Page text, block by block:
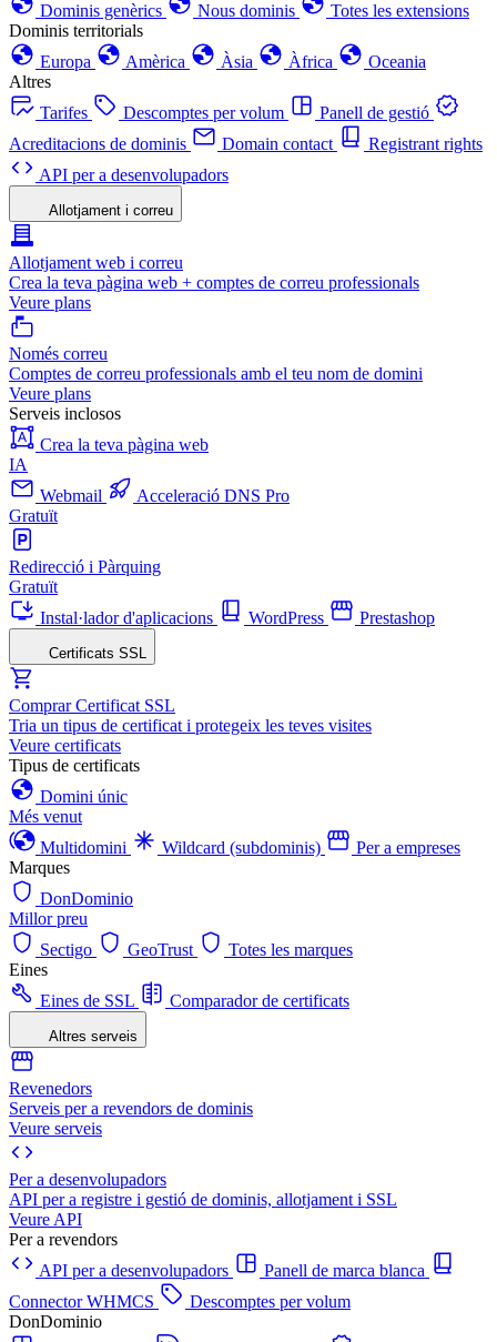
Dominis genèrics
Nous dominis
Totes les extensions
Dominis territorials
Europa
Amèrica Àsia Àfrica
Oceania
Altres
Tarifes
Descomptes per volum
Panell de gestió
Acreditacions de dominis
Domain contact
Registrant rights
API per a desenvolupadors
Allotjament i correu
Allotjament web i correu
Crea la teva pàgina web + comptes de correu professionals
Veure plans
Només correu
Comptes de correu professionals amb el teu nom de domini
Veure plans
Serveis inclosos
Crea la teva pàgina web
IA
Webmail
Acceleració DNS Pro
Gratuït
Redirecció i Pàrquing
Gratuït
Instal·lador d'aplicacions
WordPress Prestashop
Certificats SSL
Comprar Certificat SSL
Tria un tipus de certificat i protegeix les teves visites
Veure certificats
Tipus de certificats
Domini únic
Més venut
Multidomini
Wildcard (subdominis)
Per a empreses
Marques
DonDominio
Millor preu
Sectigo
GeoTrust
Totes les marques
Eines
Eines de SSL
Comparador de certificats
Altres serveis
Revenedors
Serveis per a revendors de dominis
Veure serveis
Per a desenvolupadors
API per a registre i gestió de dominis, allotjament i SSL
Veure API
Per a revendors
API per a desenvolupadors
Panell de marca blanca
Connector WHMCS
Descomptes per volum
DonDominio